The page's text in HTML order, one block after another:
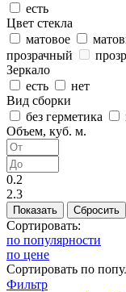
есть
Цвет стекла
матовое
прозрачный
Зеркало
есть
нет
Вид сборки
без герметика
Объем, куб. м.
0.2
2.3
Сортировать:
по популярности
по цене
Сортировать по
Фильтр